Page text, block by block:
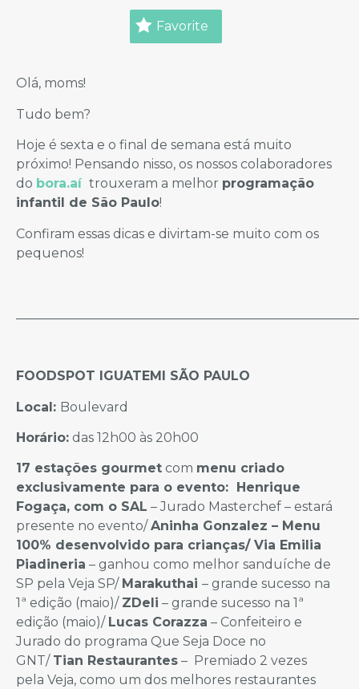
Favorite
Olá, moms!
Tudo bem?
Hoje é sexta e o final de semana está muito
próximo! Pensando nisso, os nossos colaboradores
do bora.aí trouxeram a melhor programação
infantil de São Paulo!
Confiram essas dicas e divirtam-se muito com os
pequenos!
FOODSPOT IGUATEMI SÃO PAULO
Local: Boulevard
Horário: das 12h00 às 20h00
17 estações gourmet com menu criado
exclusivamente para o evento:
Henrique
Fogaça, com o SAL – Jurado Masterchef – estará
presente no evento/ Aninha Gonzalez – Menu
100% desenvolvido para crianças/ Via Emilia
Piadineria – ganhou como melhor sanduíche de
SP pela Veja SP/ Marakuthai – grande sucesso na
1ª edição (maio)/ ZDeli – grande sucesso na 1ª
edição (maio)/ Lucas Corazza – Confeiteiro e
Jurado do programa Que Seja Doce no
GNT/ Tian Restaurantes – Premiado 2 vezes
pela Veja, como um dos melhores restaurantes